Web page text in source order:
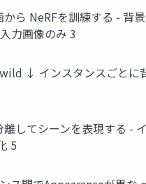
NeRFを訓練する - 背
力画像のみ 3
↓ インスタンスごとに
してシーンを表現する -
5